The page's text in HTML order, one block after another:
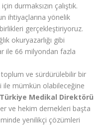
durmaksızın çalıştık.
ihtiyaçlarına yönelik
gerçekleştiriyoruz.
okuryazarlığı gibi
ile 66 milyondan fazla
toplum ve sürdürülebilir bir
ile mümkün olabileceğine
Medikal Direktörü
ve hekim dernekleri başta
yenilikçi çözümleri